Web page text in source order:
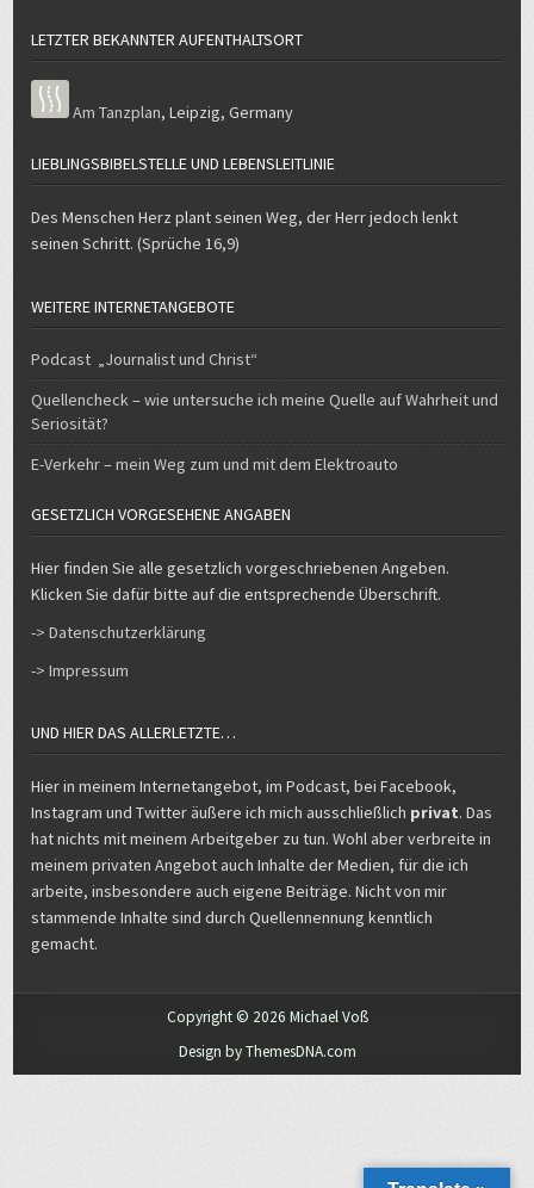
Am Tanzplan,Leipzig,Germany
LIEBLINGSBIBELSTELLE UND LEBENSLEITLINIE
Des Menschen Herz plant seinen Weg, der Herr jedoch lenkt
seinen Schritt. (Sprüche 16,9)
WEITERE INTERNETANGEBOTE
Podcast „Journalist und Christ“
Seriosität?
E-Verkehr – mein Weg zum und mit dem Elektroauto
GESETZLICH VORGESEHENE ANGABEN
Hier finden Sie alle gesetzlich vorgeschriebenen Angeben.
Klicken Sie dafür bitte auf die entsprechende Überschrift.
-> Datenschutzerklärung
UND HIER DAS ALLERLETZTE…
Hier in meinem Internetangebot, im Podcast, bei Facebook,
Instagram und Twitter äußere ich mich ausschließlichprivat. Das
hat nichts mit meinem Arbeitgeber zu tun. Wohl aber verbreite in
meinem privaten Angebot auch Inhalte der Medien, für die ich
arbeite, insbesondere auch eigene Beiträge. Nicht von mir
stammende Inhalte sind durch Quellennennung kenntlich
gemacht.
Design by ThemesDNA.com